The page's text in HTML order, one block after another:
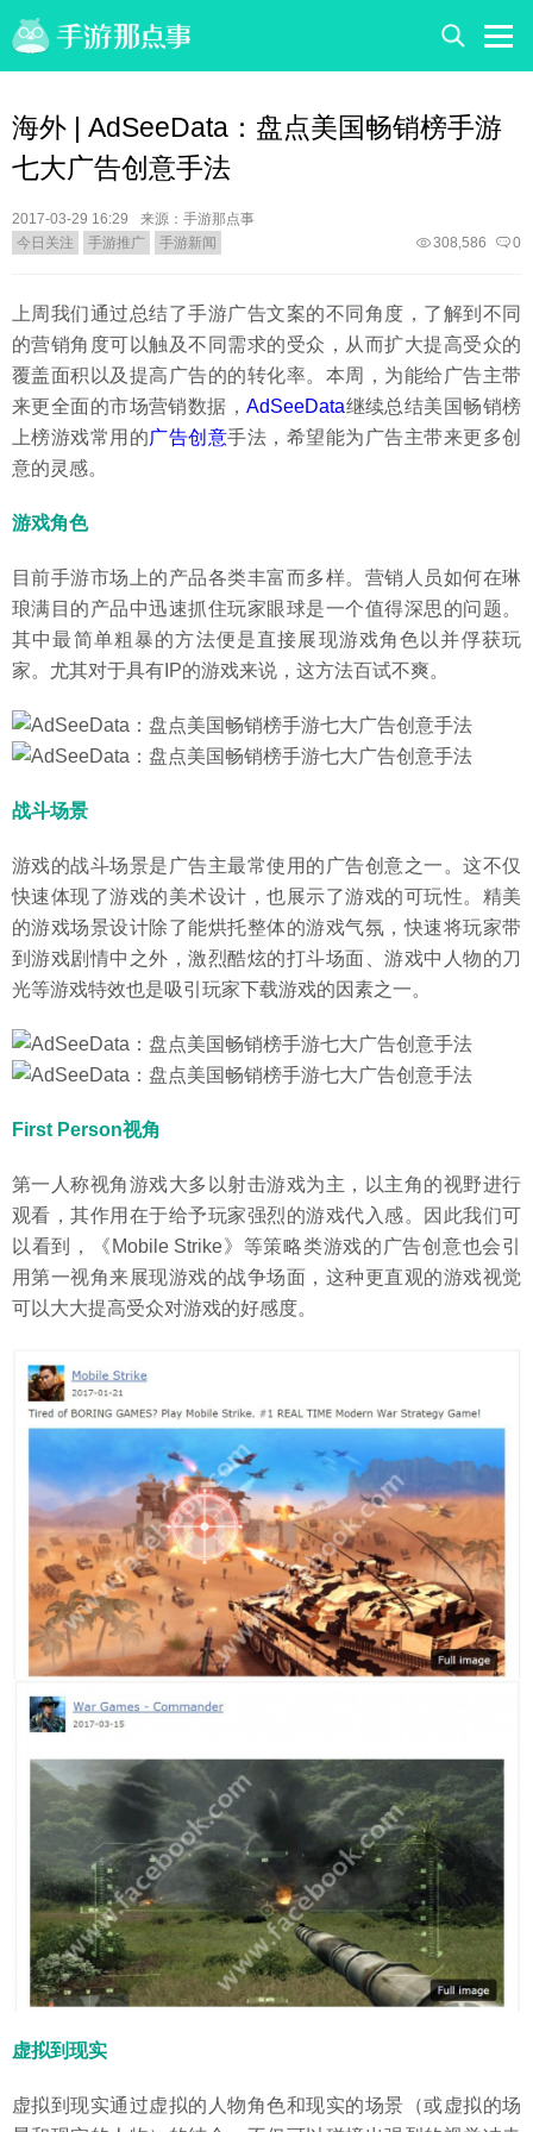
海外 | AdSeeData：盘点美国畅销榜手游
七大广告创意手法
2017-03-29 16:29
来源：手游那点事
今日关注
手游推广 手游新闻 0
308,586
上周我们通过总结了手游广告文案的不同角度，了解到不同
的营销角度可以触及不同需求的受众，从而扩大提高受众的
覆盖面积以及提高广告的的转化率。本周，为能给广告主带
来更全面的市场营销数据，AdSeeData继续总结美国畅销榜
上榜游戏常用的广告创意手法，希望能为广告主带来更多创
意的灵感。
游戏角色
目前手游市场上的产品各类丰富而多样。营销人员如何在琳
琅满目的产品中迅速抓住玩家眼球是一个值得深思的问题。
其中最简单粗暴的方法便是直接展现游戏角色以并俘获玩
家。尤其对于具有IP的游戏来说，这方法百试不爽。
战斗场景
游戏的战斗场景是广告主最常使用的广告创意之一。这不仅
快速体现了游戏的美术设计，也展示了游戏的可玩性。精美
的游戏场景设计除了能烘托整体的游戏气氛，快速将玩家带
到游戏剧情中之外，激烈酷炫的打斗场面、游戏中人物的刀
光等游戏特效也是吸引玩家下载游戏的因素之一。
First Person视角
第一人称视角游戏大多以射击游戏为主，以主角的视野进行
观看，其作用在于给予玩家强烈的游戏代入感。因此我们可
以看到，《Mobile Strike》等策略类游戏的广告创意也会引
用第一视角来展现游戏的战争场面，这种更直观的游戏视觉
可以大大提高受众对游戏的好感度。
虚拟到现实
虚拟到现实通过虚拟的人物角色和现实的场景（或虚拟的场